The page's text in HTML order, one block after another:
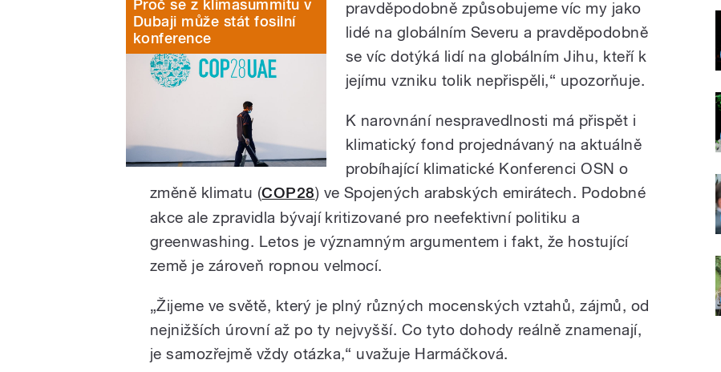
Proč se z klimasummitu v
Dubaji může stát fosilní
konference
pravděpodobně způsobujeme víc my jako
lidé na globálním Severu a pravděpodobně
se víc dotýká lidí na globálním Jihu, kteří k
jejímu vzniku tolik nepřispěli,“ upozorňuje.
K narovnání nespravedlnosti má přispět i
klimatický fond projednávaný na aktuálně
probíhající klimatické Konferenci OSN o
změně klimatu (COP28) ve Spojených arabských emirátech. Podobné
akce ale zpravidla bývají kritizované pro neefektivní politiku a
greenwashing. Letos je významným argumentem i fakt, že hostující
země je zároveň ropnou velmocí.
„Žijeme ve světě, který je plný různých mocenských vztahů, zájmů, od
nejnižších úrovní až po ty nejvyšší. Co tyto dohody reálně znamenají,
je samozřejmě vždy otázka,“ uvažuje Harmáčková.